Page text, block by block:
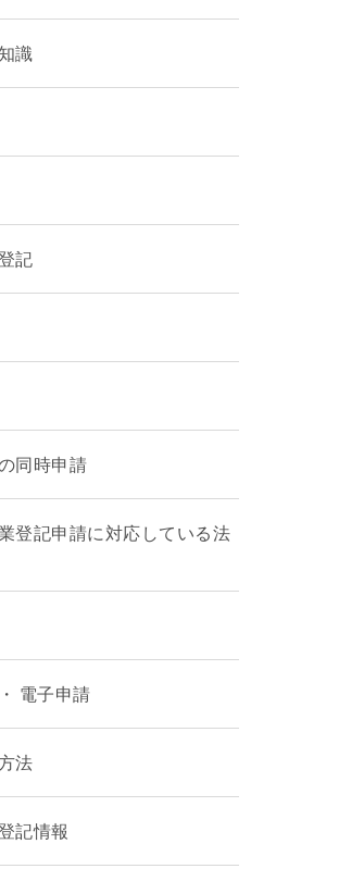
識
記
同時申請
登記申請に対応している法
電子申請
法
記情報